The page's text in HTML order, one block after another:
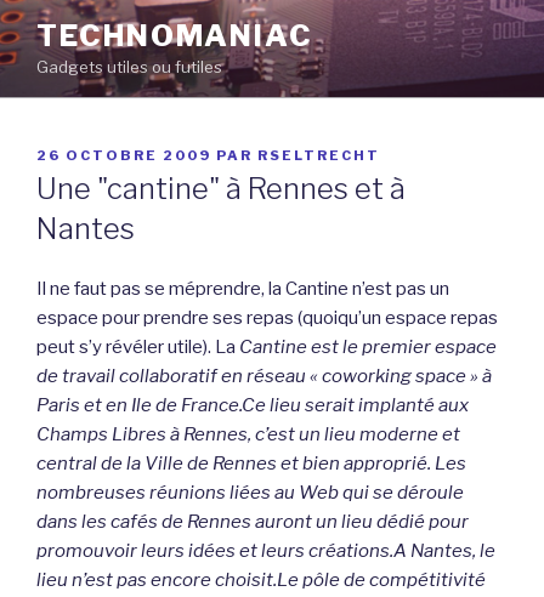
Aller
au
contenu
principal
TECHNOMANIAC
Gadgets utiles ou futiles
PUBLIÉ
LE
26 OCTOBRE 2009 PAR RSELTRECHT
Une "cantine" à Rennes et à
Nantes
Il ne faut pas se méprendre, la Cantine n’est pas un
espace pour prendre ses repas (quoiqu’un espace repas
peut s’y révéler utile). La Cantine est le premier espace
de travail collaboratif en réseau « coworking space » à
Paris et en Ile de France.Ce lieu serait implanté aux
Champs Libres à Rennes, c’est un lieu moderne et
central de la Ville de Rennes et bien approprié. Les
nombreuses réunions liées au Web qui se déroule
dans les cafés de Rennes auront un lieu dédié pour
promouvoir leurs idées et leurs créations.A Nantes, le
lieu n’est pas encore choisit.Le pôle de compétitivité